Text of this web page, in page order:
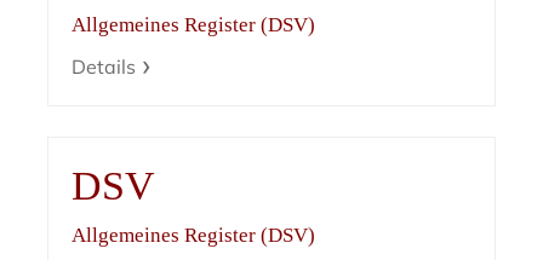
Allgemeines Register (DSV)
Details
DSV
Allgemeines Register (DSV)